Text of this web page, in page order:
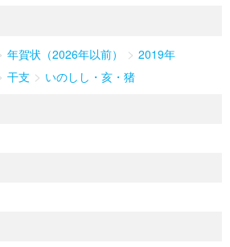
年賀状（2026年以前） > 2019年
干支 > いのしし・亥・猪